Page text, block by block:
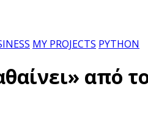
MY PROJECTS PYTHON
από